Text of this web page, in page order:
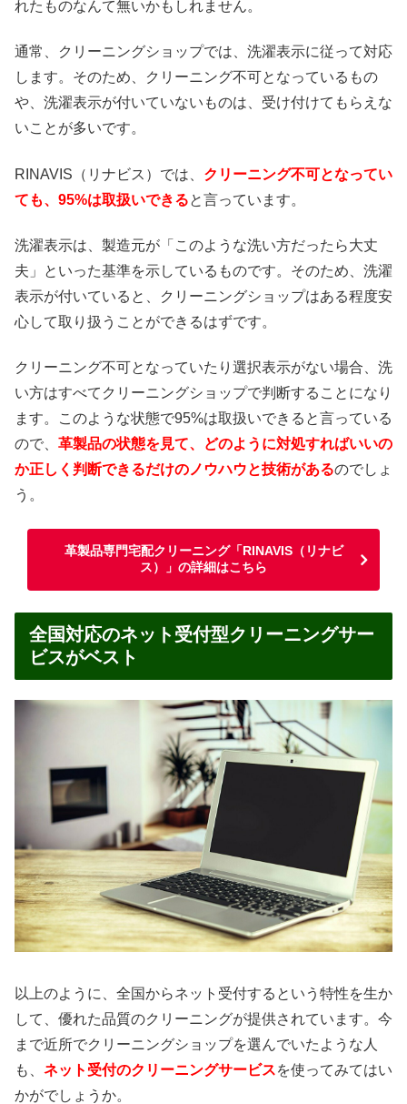
れたものなんて無いかもしれません。
通常、クリーニングショップでは、洗濯表示に従って対応
します。そのため、クリーニング不可となっているもの
や、洗濯表示が付いていないものは、受け付けてもらえな
いことが多いです。
RINAVIS（リナビス）では、 クリーニング不可となってい
ても、95%は取扱いできると言っています。
洗濯表示は、製造元が「このような洗い方だったら大丈
夫」といった基準を示しているものです。そのため、洗濯
表示が付いていると、クリーニングショップはある程度安
心して取り扱うことができるはずです。
クリーニング不可となっていたり選択表示がない場合、洗
い方はすべてクリーニングショップで判断することになり
ます。このような状態で95%は取扱いできると言っている
ので、 革製品の状態を見て、どのように対処すればいいの
か正しく判断できるだけのノウハウと技術があるのでしょ
う。
革製品専門宅配クリーニング「RINAVIS（リナビ
ス）」の詳細はこちら
全国対応のネット受付型クリーニングサー
ビスがベスト
以上のように、全国からネット受付するという特性を生か
して、優れた品質のクリーニングが提供されています。今
まで近所でクリーニングショップを選んでいたような人
も、 ネット受付のクリーニングサービスを使ってみてはい
かがでしょうか。